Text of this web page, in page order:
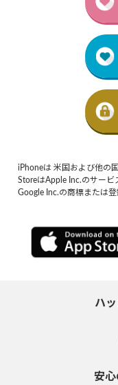
iPhoneは 米国および他の
StoreはApple Inc.のサービ
Google Inc.の商標または登
ハ
安心